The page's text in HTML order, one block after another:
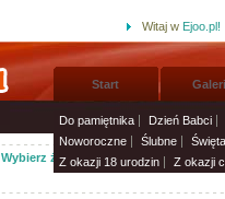
Witaj w Ejoo.pl!
Start
Do pamiętnika
Dzień Babci
Noworoczne
Ślubne
Z okazji 18 urodzin
Z okazji
Wybierz życzenia imieninowe i wyślij